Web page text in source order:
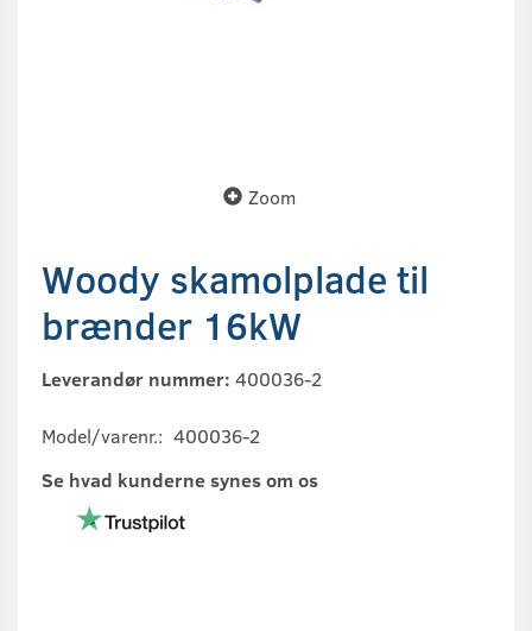
Zoom
Woody skamolplade til
brænder 16kW
Leverandør nummer: 400036-2
Model/varenr.: 400036-2
Se hvad kunderne synes om os